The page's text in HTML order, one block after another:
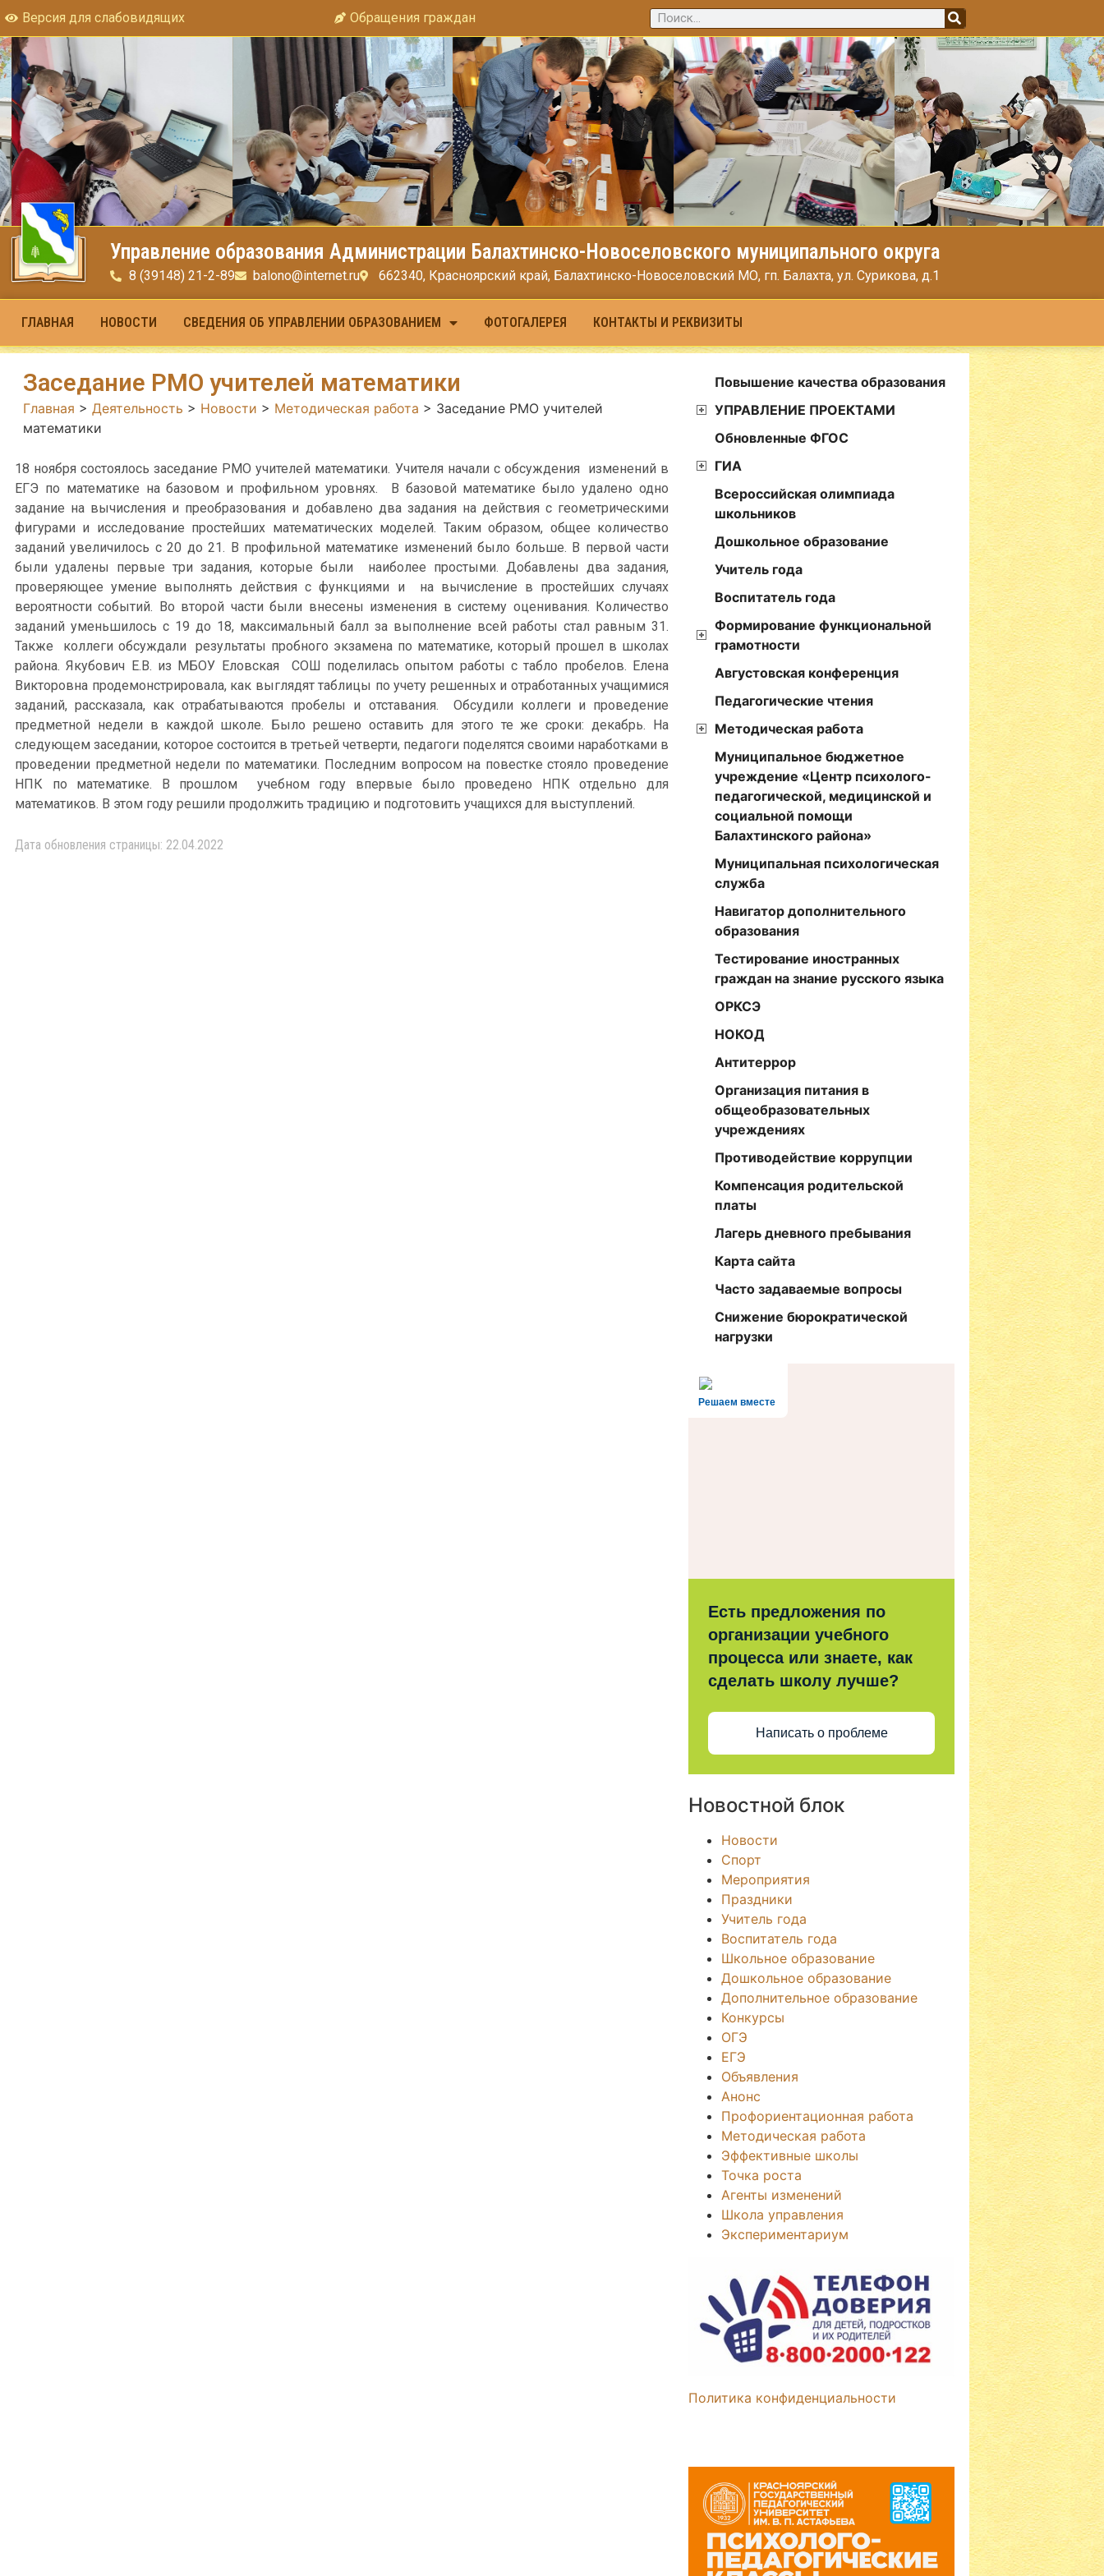
Версия для слабовидящих Обращения граждан
Управление образования Администрации Балахтинско-Новоселовского муниципального округа
8 (39148) 21-2-89 balono@internet.ru 662340, Красноярский край, Балахтинско-Новоселовский МО, гп. Балахта, ул. Сурикова, д.1
ГЛАВНАЯ НОВОСТИ СВЕДЕНИЯ ОБ УПРАВЛЕНИИ ОБРАЗОВАНИЕМ ФОТОГАЛЕРЕЯ КОНТАКТЫ И РЕКВИЗИТЫ
Заседание РМО учителей математики
Главная > Деятельность > Новости > Методическая работа > Заседание РМО учителей
математики
18 ноября состоялось заседание РМО учителей математики. Учителя начали с обсуждения изменений в
ЕГЭ по математике на базовом и профильном уровнях. В базовой математике было удалено одно
задание на вычисления и преобразования и добавлено два задания на действия с геометрическими
фигурами и исследование простейших математических моделей. Таким образом, общее количество
заданий увеличилось с 20 до 21. В профильной математике изменений было больше. В первой части
были удалены первые три задания, которые были наиболее простыми. Добавлены два задания,
проверяющее умение выполнять действия с функциями и на вычисление в простейших случаях
вероятности событий. Во второй части были внесены изменения в систему оценивания. Количество
заданий уменьшилось с 19 до 18, максимальный балл за выполнение всей работы стал равным 31.
Также коллеги обсуждали результаты пробного экзамена по математике, который прошел в школах
района. Якубович Е.В. из МБОУ Еловская СОШ поделилась опытом работы с табло пробелов. Елена
Викторовна продемонстрировала, как выглядят таблицы по учету решенных и отработанных учащимися
заданий, рассказала, как отрабатываются пробелы и отставания. Обсудили коллеги и проведение
предметной недели в каждой школе. Было решено оставить для этого те же сроки: декабрь. На
следующем заседании, которое состоится в третьей четверти, педагоги поделятся своими наработками в
проведении предметной недели по математики. Последним вопросом на повестке стояло проведение
НПК по математике. В прошлом учебном году впервые было проведено НПК отдельно для
математиков. В этом году решили продолжить традицию и подготовить учащихся для выступлений.
Дата обновления страницы: 22.04.2022
Повышение качества образования
УПРАВЛЕНИЕ ПРОЕКТАМИ
Обновленные ФГОС
ГИА
Всероссийская олимпиада
школьников
Дошкольное образование
Учитель года
Воспитатель года
Формирование функциональной
грамотности
Августовская конференция
Педагогические чтения
Методическая работа
Муниципальное бюджетное
учреждение «Центр психолого-
педагогической, медицинской и
социальной помощи
Балахтинского района»
Муниципальная психологическая
служба
Навигатор дополнительного
образования
Тестирование иностранных
граждан на знание русского языка
ОРКСЭ
НОКОД
Антитеррор
Организация питания в
общеобразовательных
учреждениях
Противодействие коррупции
Компенсация родительской
платы
Лагерь дневного пребывания
Карта сайта
Часто задаваемые вопросы
Снижение бюрократической
нагрузки
Решаем вместе
Есть предложения по
организации учебного
процесса или знаете, как
сделать школу лучше?
Написать о проблеме
Новостной блок
Новости
Спорт
Мероприятия
Праздники
Учитель года
Воспитатель года
Школьное образование
Дошкольное образование
Дополнительное образование
Конкурсы
ОГЭ
ЕГЭ
Объявления
Анонс
Профориентационная работа
Методическая работа
Эффективные школы
Точка роста
Агенты изменений
Школа управления
Экспериментариум
Политика конфиденциальности